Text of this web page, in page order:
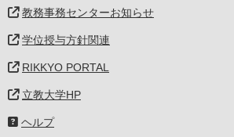
教務事務センターお知らせ
学位授与方針関連
RIKKYO PORTAL
立教大学HP
ヘルプ